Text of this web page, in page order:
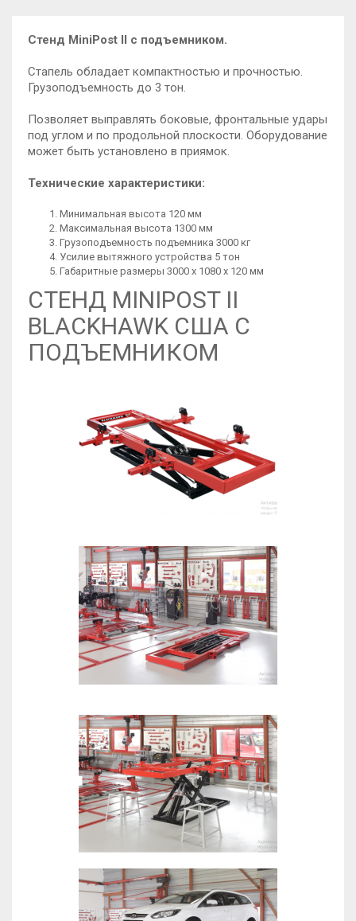
Стенд MiniPost II с подъемником.
Стапель обладает компактностью и прочностью.
Грузоподъемность до 3 тон.
Позволяет выправлять боковые, фронтальные удары
под углом и по продольной плоскости. Оборудование
может быть установлено в приямок.
Технические характеристики:
Минимальная высота 120 мм
Максимальная высота 1300 мм
Грузоподъемность подъемника 3000 кг
Усилие вытяжного устройства 5 тон
Габаритные размеры 3000 х 1080 х 120 мм
СТЕНД MINIPOST II
BLACKHAWK США C
ПОДЪЕМНИКОМ